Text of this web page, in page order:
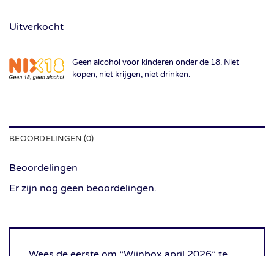
Uitverkocht
Geen alcohol voor kinderen onder de 18. Niet
kopen, niet krijgen, niet drinken.
BEOORDELINGEN (0)
Beoordelingen
Er zijn nog geen beoordelingen.